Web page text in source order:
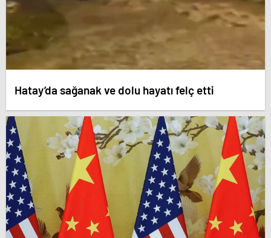
Hatay’da sağanak ve dolu hayatı felç etti